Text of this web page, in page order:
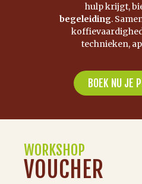
hulp krijgt,
begeleiding.
technieken,
BOEK NU JE
WORKSHOP
VOUCHER